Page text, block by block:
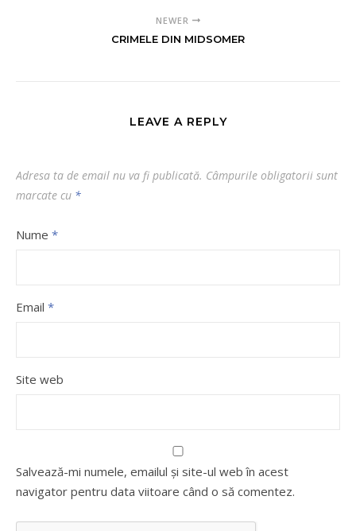
NEWER
CRIMELE DIN MIDSOMER
LEAVE A REPLY
Adresa ta de email nu va fi publicată. Câmpurile obligatorii sunt
marcate cu *
Nume *
Email *
Site web
Salvează-mi numele, emailul și site-ul web în acest
navigator pentru data viitoare când o să comentez.